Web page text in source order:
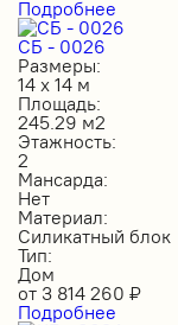
Подробнее
СБ - 0026
Размеры:
14 х 14 м
Площадь:
245.29 м2
Этажность:
2
Мансарда:
Нет
Материал:
Силикатный блок
Тип:
Дом
от 3 814 260 ₽
Подробнее